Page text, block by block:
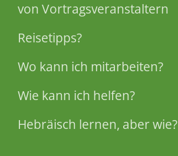
von Vortragsveranstaltern
Reisetipps?
Wo kann ich mitarbeiten?
Wie kann ich helfen?
Hebräisch lernen, aber wie?